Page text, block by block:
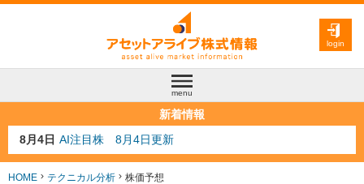
login
menu
新着情報
8月3日 人気業種注目株 8月3日更新
8月2日 金融注目株 8月2日更新
7月29日 日経225シグナル点灯
HOME テクニカル分析 株価予想